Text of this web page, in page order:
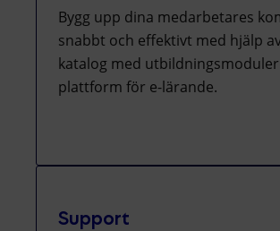
Bygg upp dina medarbetares
snabbt och effektivt med hjälp
katalog med
plattform för e-lärande.
Support